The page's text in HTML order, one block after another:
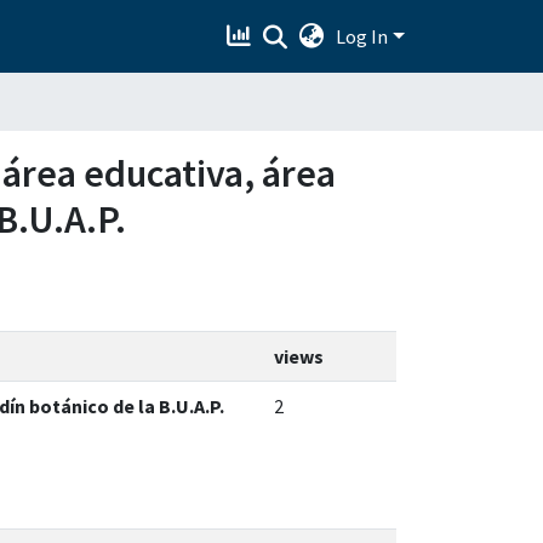
Log In
educativa, área
views
botánico de la B.U.A.P. 2